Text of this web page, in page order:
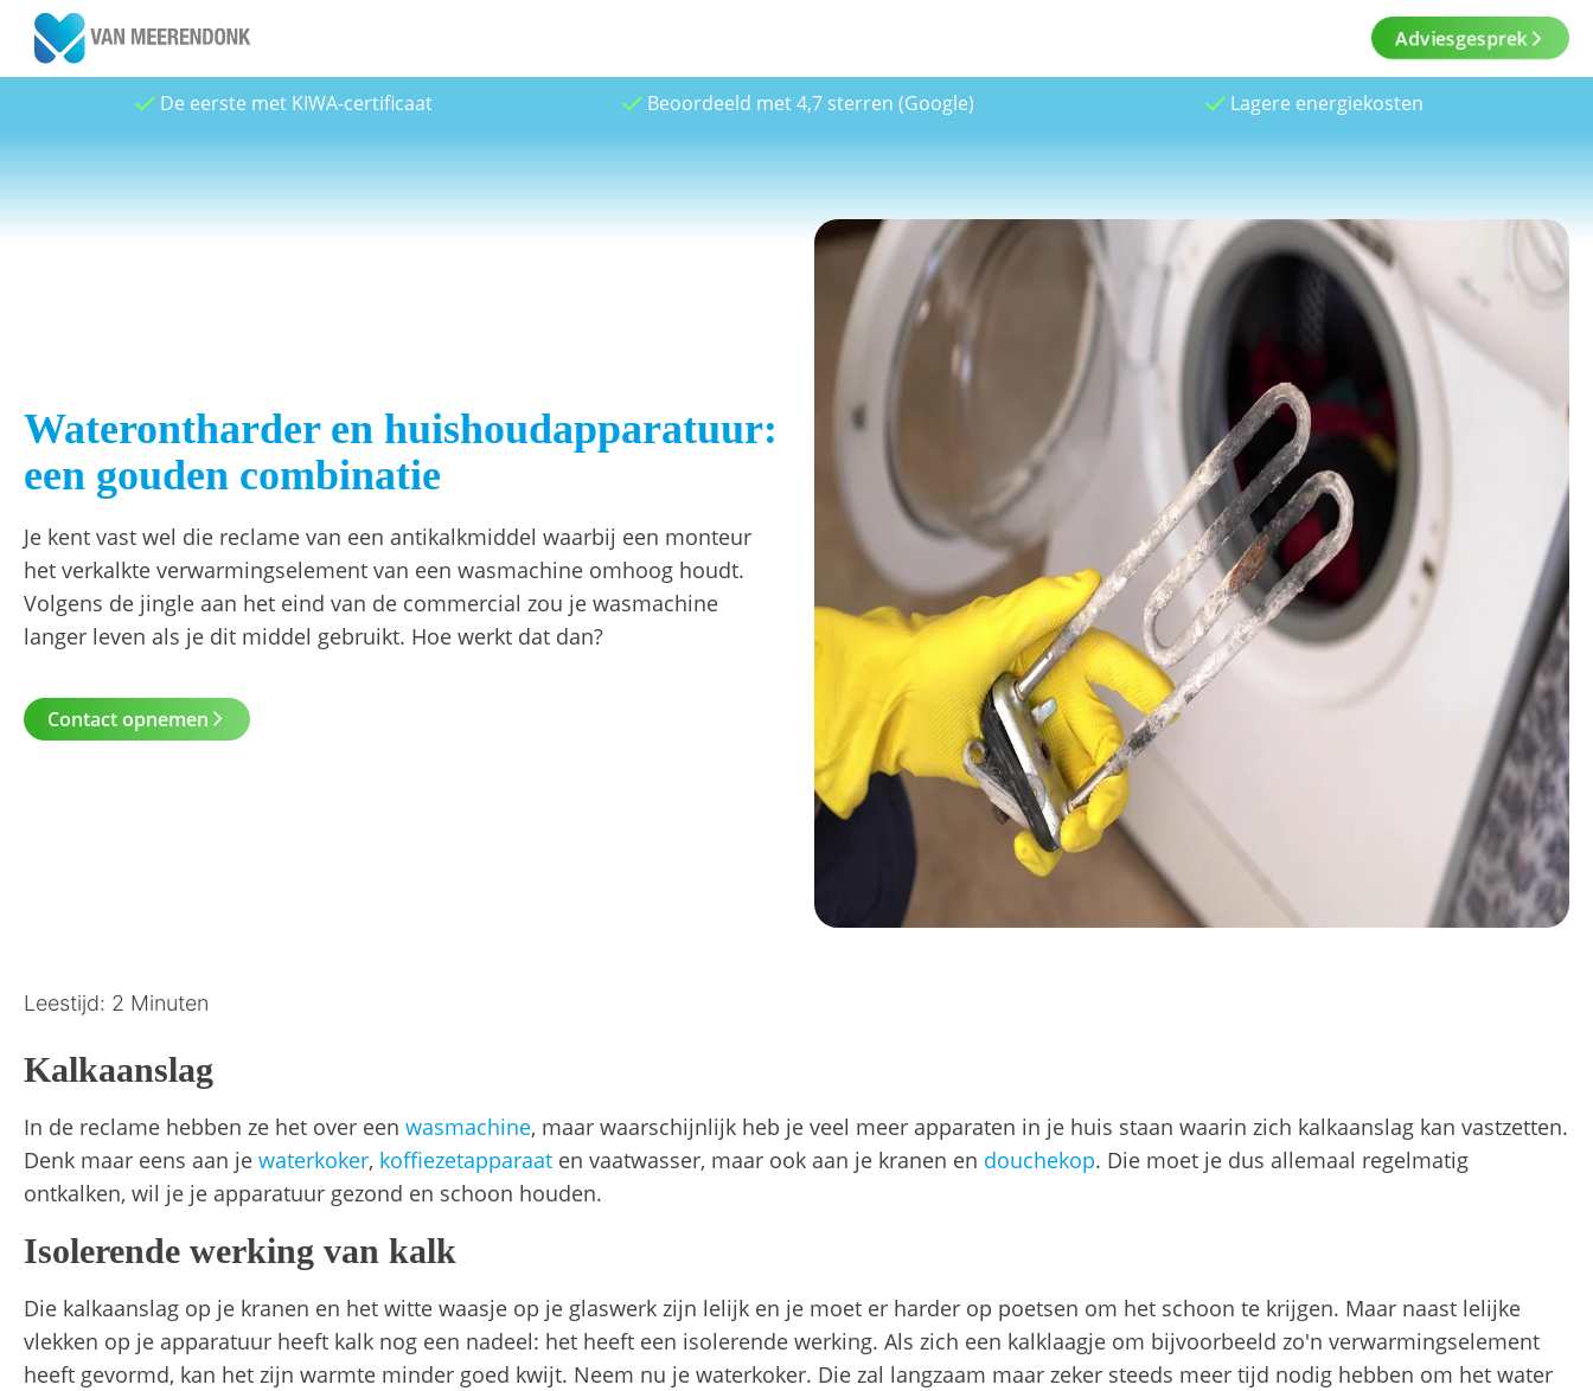
Adviesgesprek
De eerste met KIWA-certificaat Beoordeeld met 4,7 sterren (Google) Lagere energiekosten
Waterontharder en huishoudapparatuur:
een gouden combinatie
Je kent vast wel die reclame van een antikalkmiddel waarbij een monteur
het verkalkte verwarmingselement van een wasmachine omhoog houdt.
Volgens de jingle aan het eind van de commercial zou je wasmachine
langer leven als je dit middel gebruikt. Hoe werkt dat dan?
Contact opnemen
Leestijd: 2 Minuten
Kalkaanslag
In de reclame hebben ze het over een wasmachine, maar waarschijnlijk heb je veel meer apparaten in je huis staan waarin zich kalkaanslag kan vastzetten.
Denk maar eens aan je waterkoker, koffiezetapparaat en vaatwasser, maar ook aan je kranen en douchekop. Die moet je dus allemaal regelmatig
ontkalken, wil je je apparatuur gezond en schoon houden.
Isolerende werking van kalk
Die kalkaanslag op je kranen en het witte waasje op je glaswerk zijn lelijk en je moet er harder op poetsen om het schoon te krijgen. Maar naast lelijke
vlekken op je apparatuur heeft kalk nog een nadeel: het heeft een isolerende werking. Als zich een kalklaagje om bijvoorbeeld zo'n verwarmingselement
heeft gevormd, kan het zijn warmte minder goed kwijt. Neem nu je waterkoker. Die zal langzaam maar zeker steeds meer tijd nodig hebben om het water